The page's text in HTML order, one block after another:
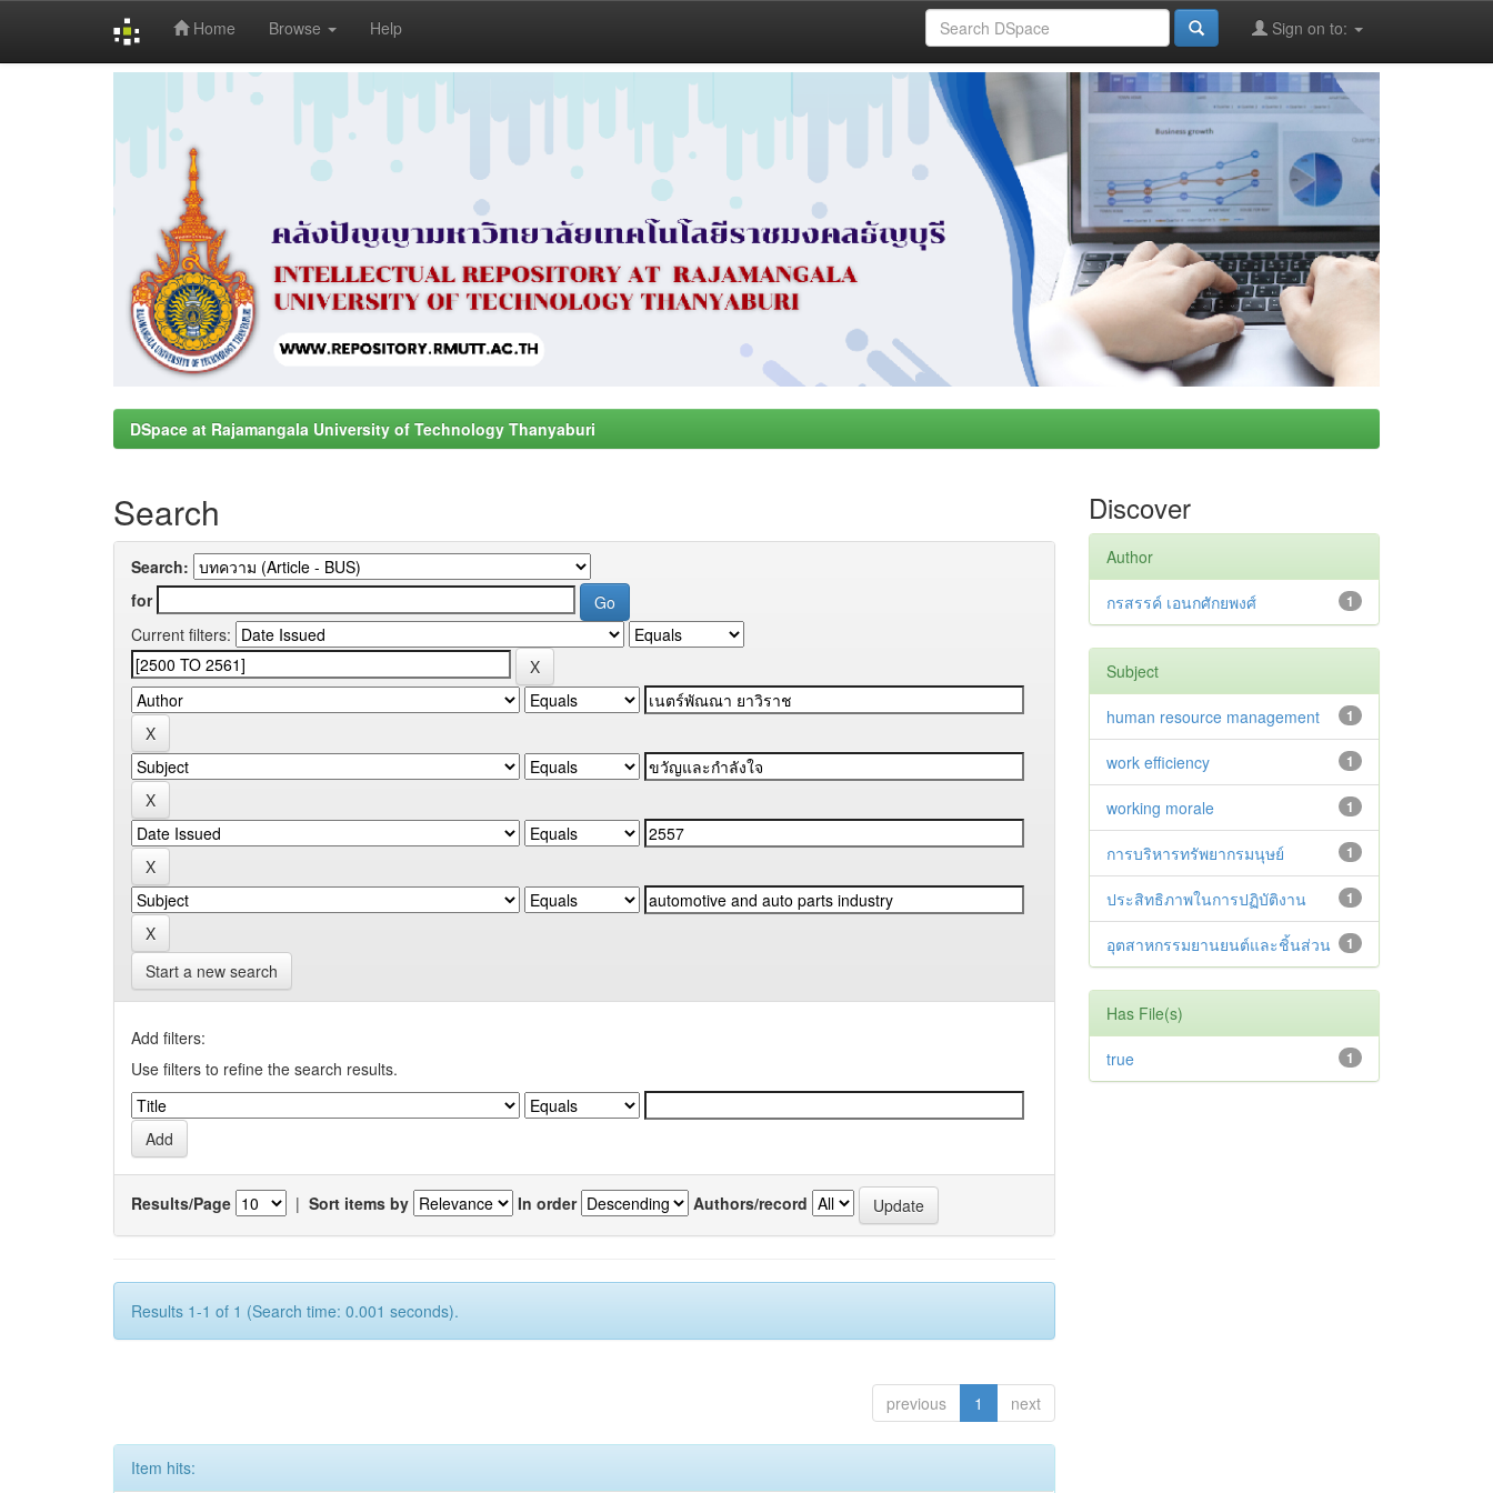
Home Browse Help Sign on to:
DSpace at Rajamangala University of Technology Thanyaburi
Search
Search:
for
Current filters:
Start a new search
Add filters:
Use filters to refine the search results.
Results/Page | Sort items by In order Authors/record
Results 1-1 of 1 (Search time: 0.001 seconds).
previous 1 next
Item hits:
Discover
Author
1
กรสรรค์ เอนกศักยพงศ์
Subject
1
human resource management
1
work efficiency
1
working morale
1
การบริหารทรัพยากรมนุษย์
1
ประสิทธิภาพในการปฏิบัติงาน
1
อุตสาหกรรมยานยนต์และชิ้นส่วน
Has File(s)
1
true